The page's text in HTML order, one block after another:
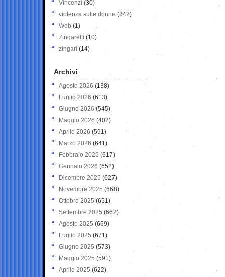
Vincenzi (30)
violenza sulle donne (342)
Web (1)
Zingaretti (10)
zingari (14)
Archivi
Agosto 2026 (138)
Luglio 2026 (613)
Giugno 2026 (545)
Maggio 2026 (402)
Aprile 2026 (591)
Marzo 2026 (641)
Febbraio 2026 (617)
Gennaio 2026 (652)
Dicembre 2025 (627)
Novembre 2025 (668)
Ottobre 2025 (651)
Settembre 2025 (662)
Agosto 2025 (669)
Luglio 2025 (671)
Giugno 2025 (573)
Maggio 2025 (591)
Aprile 2025 (622)